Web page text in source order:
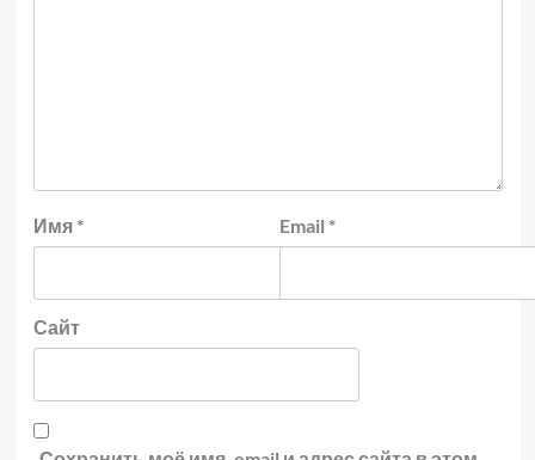
Имя * Email *
Сайт